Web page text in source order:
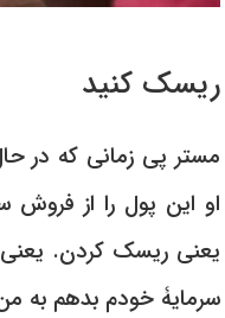
ریسک کنید
او این پول را از
یعنی ریسک کردن. یعنی
سرمایۀ خودم بدهم به